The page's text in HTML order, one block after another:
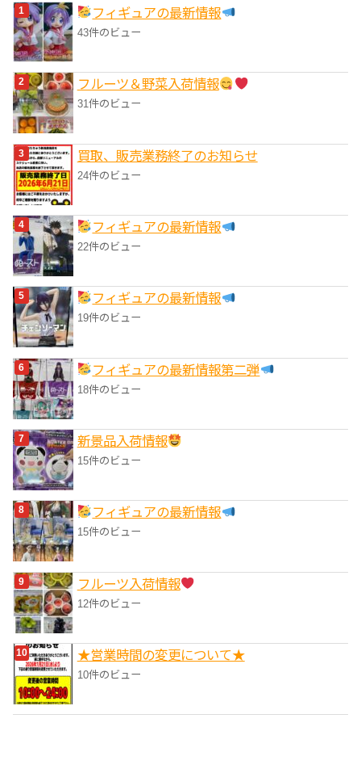
ー
フィギュアの最新情報
43件のビュー
フルーツ＆野菜入荷情報
31件のビュー
買取、販売業務終了のお知らせ
24件のビュー
フィギュアの最新情報
22件のビュー
フィギュアの最新情報
19件のビュー
フィギュアの最新情報第二弾
18件のビュー
‎新景品入荷情報
15件のビュー
フィギュアの最新情報
15件のビュー
フルーツ入荷情報
12件のビュー
★営業時間の変更について★
10件のビュー